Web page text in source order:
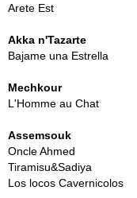
Arete Est
Akka n'Tazarte
Bajame una Estrella
Mechkour
L'Homme au Chat
Assemsouk
Oncle Ahmed
Tiramisu&Sadiya
Los locos Cavernicolos